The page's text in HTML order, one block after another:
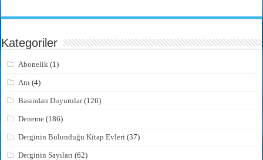
Kategoriler
Abonelik (1)
Anı (4)
Basından Duyurular(126)
Deneme (186)
Derginin Bulunduğu Kitap Evleri (37)
Derginin Sayıları (62)